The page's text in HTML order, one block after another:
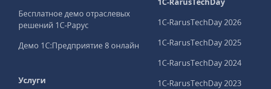
Бесплатное демо отраслевых
решений 1С‑Рарус
Демо 1С:Предприятие 8 онлайн
Услуги
1C‑RarusTechDay 2026
1C‑RarusTechDay 2025
1C‑RarusTechDay 2024
1C‑RarusTechDay 2023